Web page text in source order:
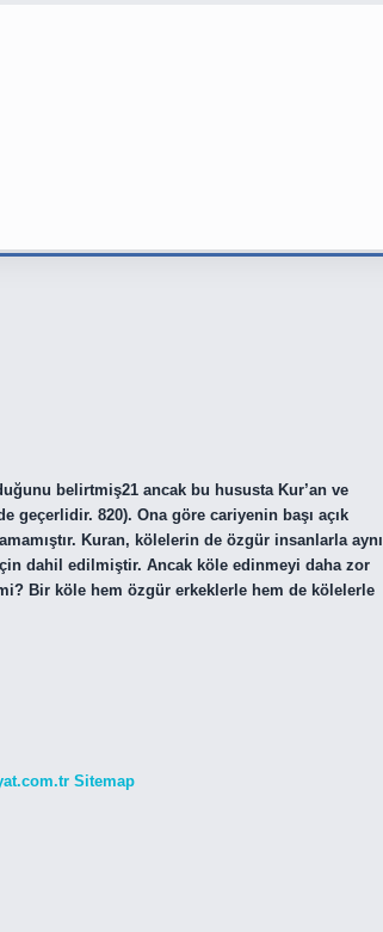
belirtmiş21 ancak bu hususta Kur’an ve
geçerlidir. 820). Ona göre cariyenin başı açık
Kuran, kölelerin de özgür insanlarla aynı
dahil edilmiştir. Ancak köle edinmeyi daha zor
Bir köle hem özgür erkeklerle hem de kölelerle
Sitemap